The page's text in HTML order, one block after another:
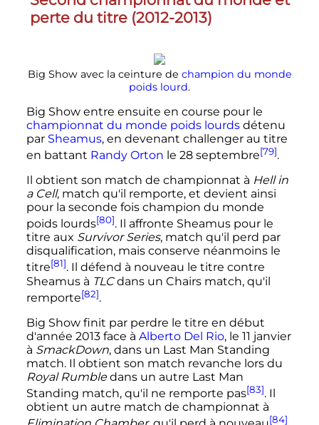
perte du titre (2012-2013)
Big Show avec la ceinture de champion du monde
poids lourd.
Big Show entre ensuite en course pour le
championnat du monde poids lourdsdétenu
par Sheamus, en devenant challenger au titre
en battant Randy Orton le 28 septembre[79].
Il obtient son match de championnat à Hell in
a Cell, match qu'il remporte, et devient ainsi
pour la seconde fois champion du monde
poids lourds[80]. Il affronte Sheamus pour le
titre aux Survivor Series, match qu'il perd par
disqualification, mais conserve néanmoins le
titre[81]. Il défend à nouveau le titre contre
Sheamus à TLCdans un Chairs match, qu'il
remporte[82].
Big Show finit par perdre le titre en début
d'année 2013 face à Alberto Del Rio, le 11 janvier
à SmackDown, dans un Last Man Standing
match. Il obtient son match revanche lors du
Royal Rumbledans un autre Last Man
Standing match, qu'il ne remporte pas[83]. Il
obtient un autre match de championnat à
[84]